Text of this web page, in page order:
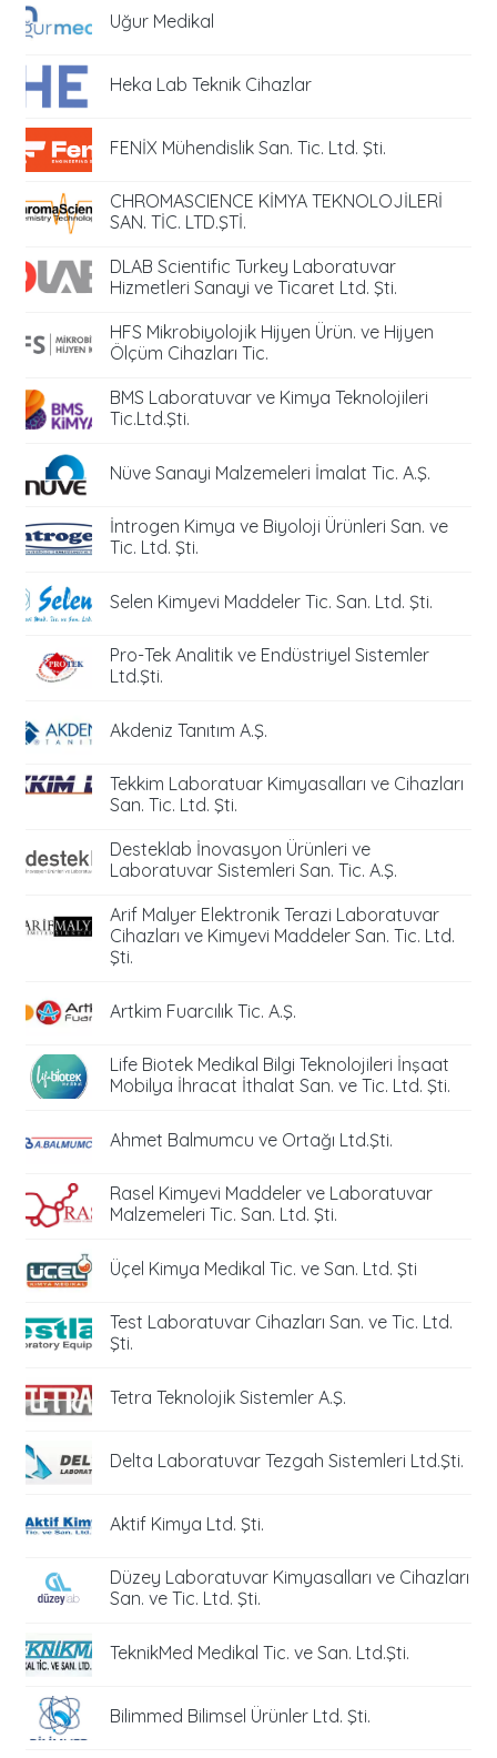
Uğur Medikal
Heka Lab Teknik Cihazlar
FENİX Mühendislik San. Tic. Ltd. Şti.
CHROMASCIENCE KİMYA TEKNOLOJİLERİ
SAN. TİC. LTD.ŞTİ.
DLAB Scientific Turkey Laboratuvar
Hizmetleri Sanayi ve Ticaret Ltd. Şti.
HFS Mikrobiyolojik Hijyen Ürün. ve Hijyen
Ölçüm Cihazları Tic.
BMS Laboratuvar ve Kimya Teknolojileri
Tic.Ltd.Şti.
Nüve Sanayi Malzemeleri İmalat Tic. A.Ş.
İntrogen Kimya ve Biyoloji Ürünleri San. ve
Tic. Ltd. Şti.
Selen Kimyevi Maddeler Tic. San. Ltd. Şti.
Pro-Tek Analitik ve Endüstriyel Sistemler
Ltd.Şti.
Akdeniz Tanıtım A.Ş.
Tekkim Laboratuar Kimyasalları ve Cihazları
San. Tic. Ltd. Şti.
Desteklab İnovasyon Ürünleri ve
Laboratuvar Sistemleri San. Tic. A.Ş.
Arif Malyer Elektronik Terazi Laboratuvar
Cihazları ve Kimyevi Maddeler San. Tic. Ltd.
Şti.
Artkim Fuarcılık Tic. A.Ş.
Life Biotek Medikal Bilgi Teknolojileri İnşaat
Mobilya İhracat İthalat San. ve Tic. Ltd. Şti.
Ahmet Balmumcu ve Ortağı Ltd.Şti.
Rasel Kimyevi Maddeler ve Laboratuvar
Malzemeleri Tic. San. Ltd. Şti.
Üçel Kimya Medikal Tic. ve San. Ltd. Şti
Test Laboratuvar Cihazları San. ve Tic. Ltd.
Şti.
Tetra Teknolojik Sistemler A.Ş.
Delta Laboratuvar Tezgah Sistemleri Ltd.Şti.
Aktif Kimya Ltd. Şti.
Düzey Laboratuvar Kimyasalları ve Cihazları
San. ve Tic. Ltd. Şti.
TeknikMed Medikal Tic. ve San. Ltd.Şti.
Bilimmed Bilimsel Ürünler Ltd. Şti.